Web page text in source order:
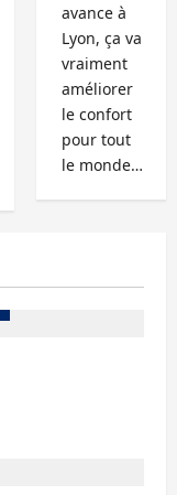
avance à
Lyon, ça va
vraiment
améliorer
le confort
pour tout
le monde…